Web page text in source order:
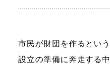
市民が財団を作るとい
設立の準備に奔走する